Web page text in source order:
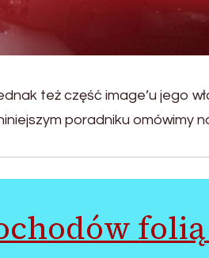
też część image’u jego
poradniku omówimy